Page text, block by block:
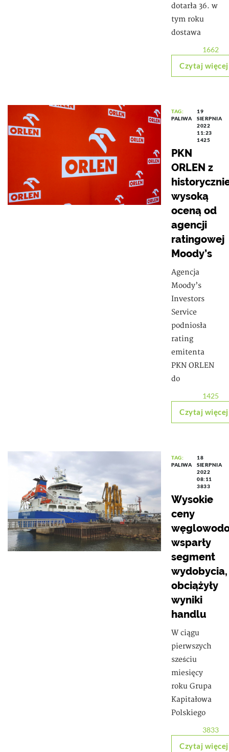
dotarła 36. w
tym roku
dostawa
1662
Czytaj więcej
TAG:
PALIWA
19
SIERPNIA
2022
11:23
1425
PKN
ORLEN z
wysoką
oceną od
agencji
ratingowej
Moody’s
Agencja
Moody’s
Investors
Service
podniosła
rating
emitenta
PKN ORLEN
do
1425
Czytaj więcej
TAG:
PALIWA
18
SIERPNIA
2022
08:11
3833
Wysokie
ceny
wsparły
segment
wydobycia,
obciążyły
wyniki
handlu
W ciągu
pierwszych
sześciu
miesięcy
roku Grupa
Kapitałowa
Polskiego
3833
Czytaj więcej